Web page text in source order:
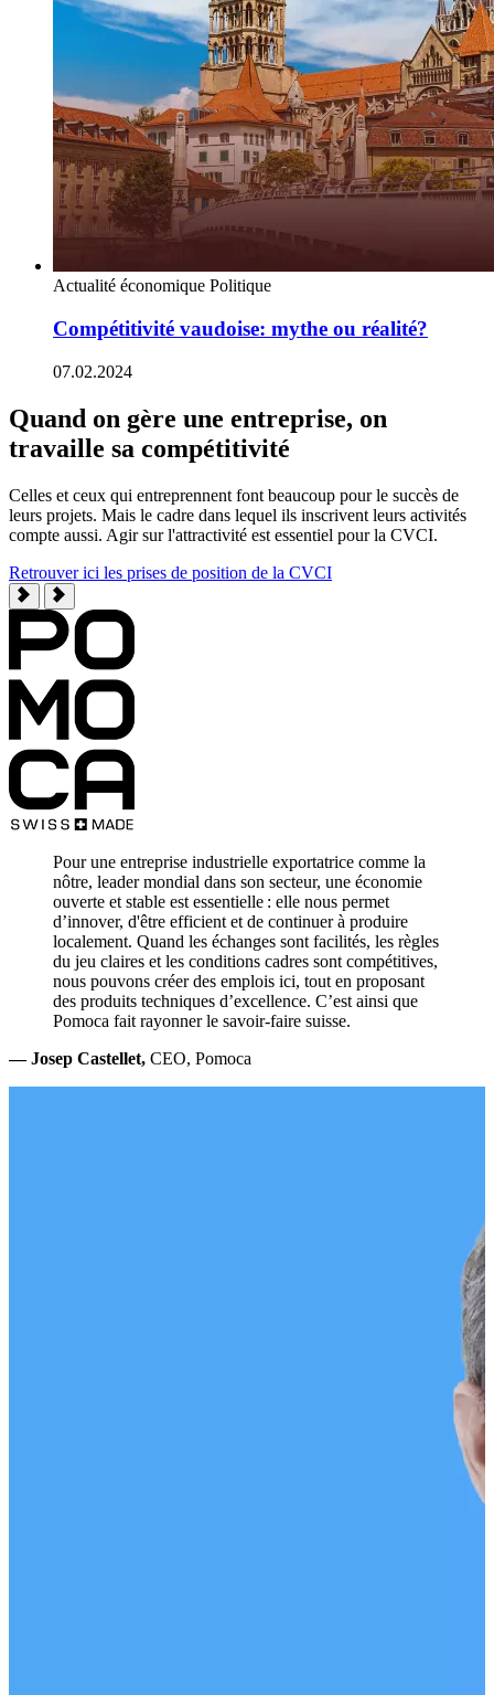
Actualité économique Politique
Compétitivité vaudoise: mythe ou réalité?
07.02.2024
Quand on gère une entreprise, on
travaille sa compétitivité
Celles et ceux qui entreprennent font beaucoup pour le succès de
leurs projets. Mais le cadre dans lequel ils inscrivent leurs activités
compte aussi. Agir sur l'attractivité est essentiel pour la CVCI.
Retrouver ici les prises de position de la CVCI
Pour une entreprise industrielle exportatrice comme la
nôtre, leader mondial dans son secteur, une économie
ouverte et stable est essentielle : elle nous permet
d’innover, d'être efficient et de continuer à produire
localement. Quand les échanges sont facilités, les règles
du jeu claires et les conditions cadres sont compétitives,
nous pouvons créer des emplois ici, tout en proposant
des produits techniques d’excellence. C’est ainsi que
Pomoca fait rayonner le savoir‑faire suisse.
— Josep Castellet, CEO, Pomoca